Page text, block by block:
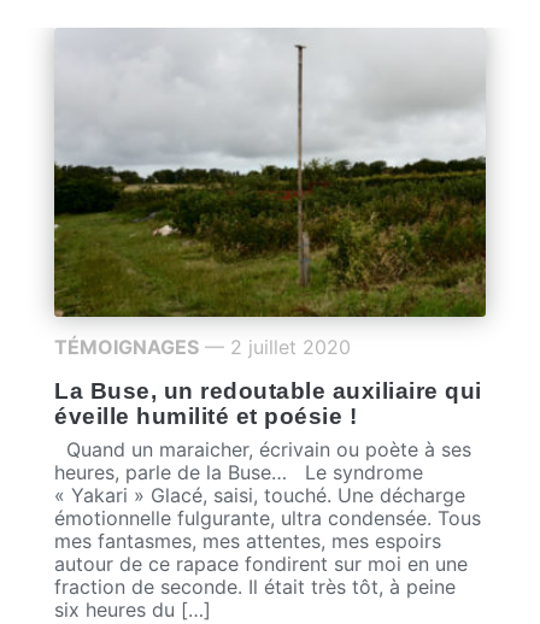
TÉMOIGNAGES — 2 juillet 2020
La Buse, un redoutable auxiliaire qui
éveille humilité et poésie !
Quand un maraicher, écrivain ou poète à ses
heures, parle de la Buse… Le syndrome
« Yakari » Glacé, saisi, touché. Une décharge
émotionnelle fulgurante, ultra condensée. Tous
mes fantasmes, mes attentes, mes espoirs
autour de ce rapace fondirent sur moi en une
fraction de seconde. Il était très tôt, à peine
six heures du […]